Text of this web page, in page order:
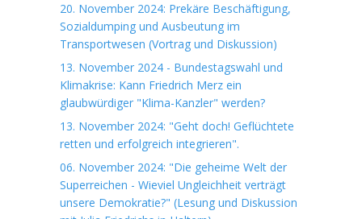
20. November 2024: Prekäre Beschäftigung,
Sozialdumping und Ausbeutung im
Transportwesen (Vortrag und Diskussion)
13. November 2024 - Bundestagswahl und
Klimakrise: Kann Friedrich Merz ein
glaubwürdiger "Klima-Kanzler" werden?
13. November 2024: "Geht doch! Geflüchtete
retten und erfolgreich integrieren".
06. November 2024: "Die geheime Welt der
Superreichen - Wieviel Ungleichheit verträgt
unsere Demokratie?" (Lesung und Diskussion